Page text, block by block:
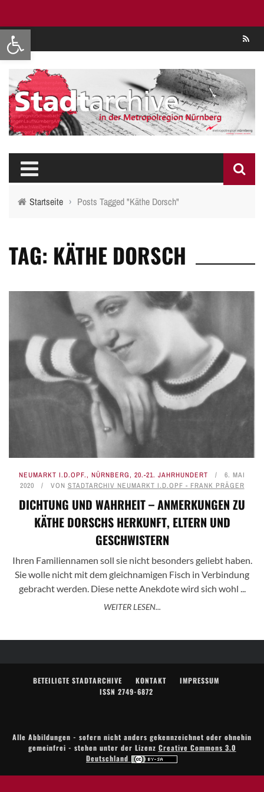
Werkzeugleiste öffnen
Startseite › Posts Tagged "Käthe Dorsch"
TAG: KÄTHE DORSCH
NEUMARKT I.D.OPF., NÜRNBERG, 20.-21. JAHRHUNDERT
6. MAI
2020
VON STADTARCHIV NEUMARKT I.D.OPF - FRANK PRÄGER
DICHTUNG UND WAHRHEIT – ANMERKUNGEN ZU
KÄTHE DORSCHS HERKUNFT, ELTERN UND
GESCHWISTERN
Ihren Familiennamen soll sie nicht besonders geliebt haben.
Sie wolle nicht mit dem gleichnamigen Fisch in Verbindung
gebracht werden. Diese nette Anekdote wird sich wohl ...
WEITER LESEN...
BETEILIGTE STADTARCHIVE KONTAKT
IMPRESSUM
ISSN 2749-6872
Alle Abbildungen - sofern nicht anders gekennzeichnet oder ohnehin
gemeinfrei - stehen unter der Lizenz Creative Commons 3.0
Deutschland